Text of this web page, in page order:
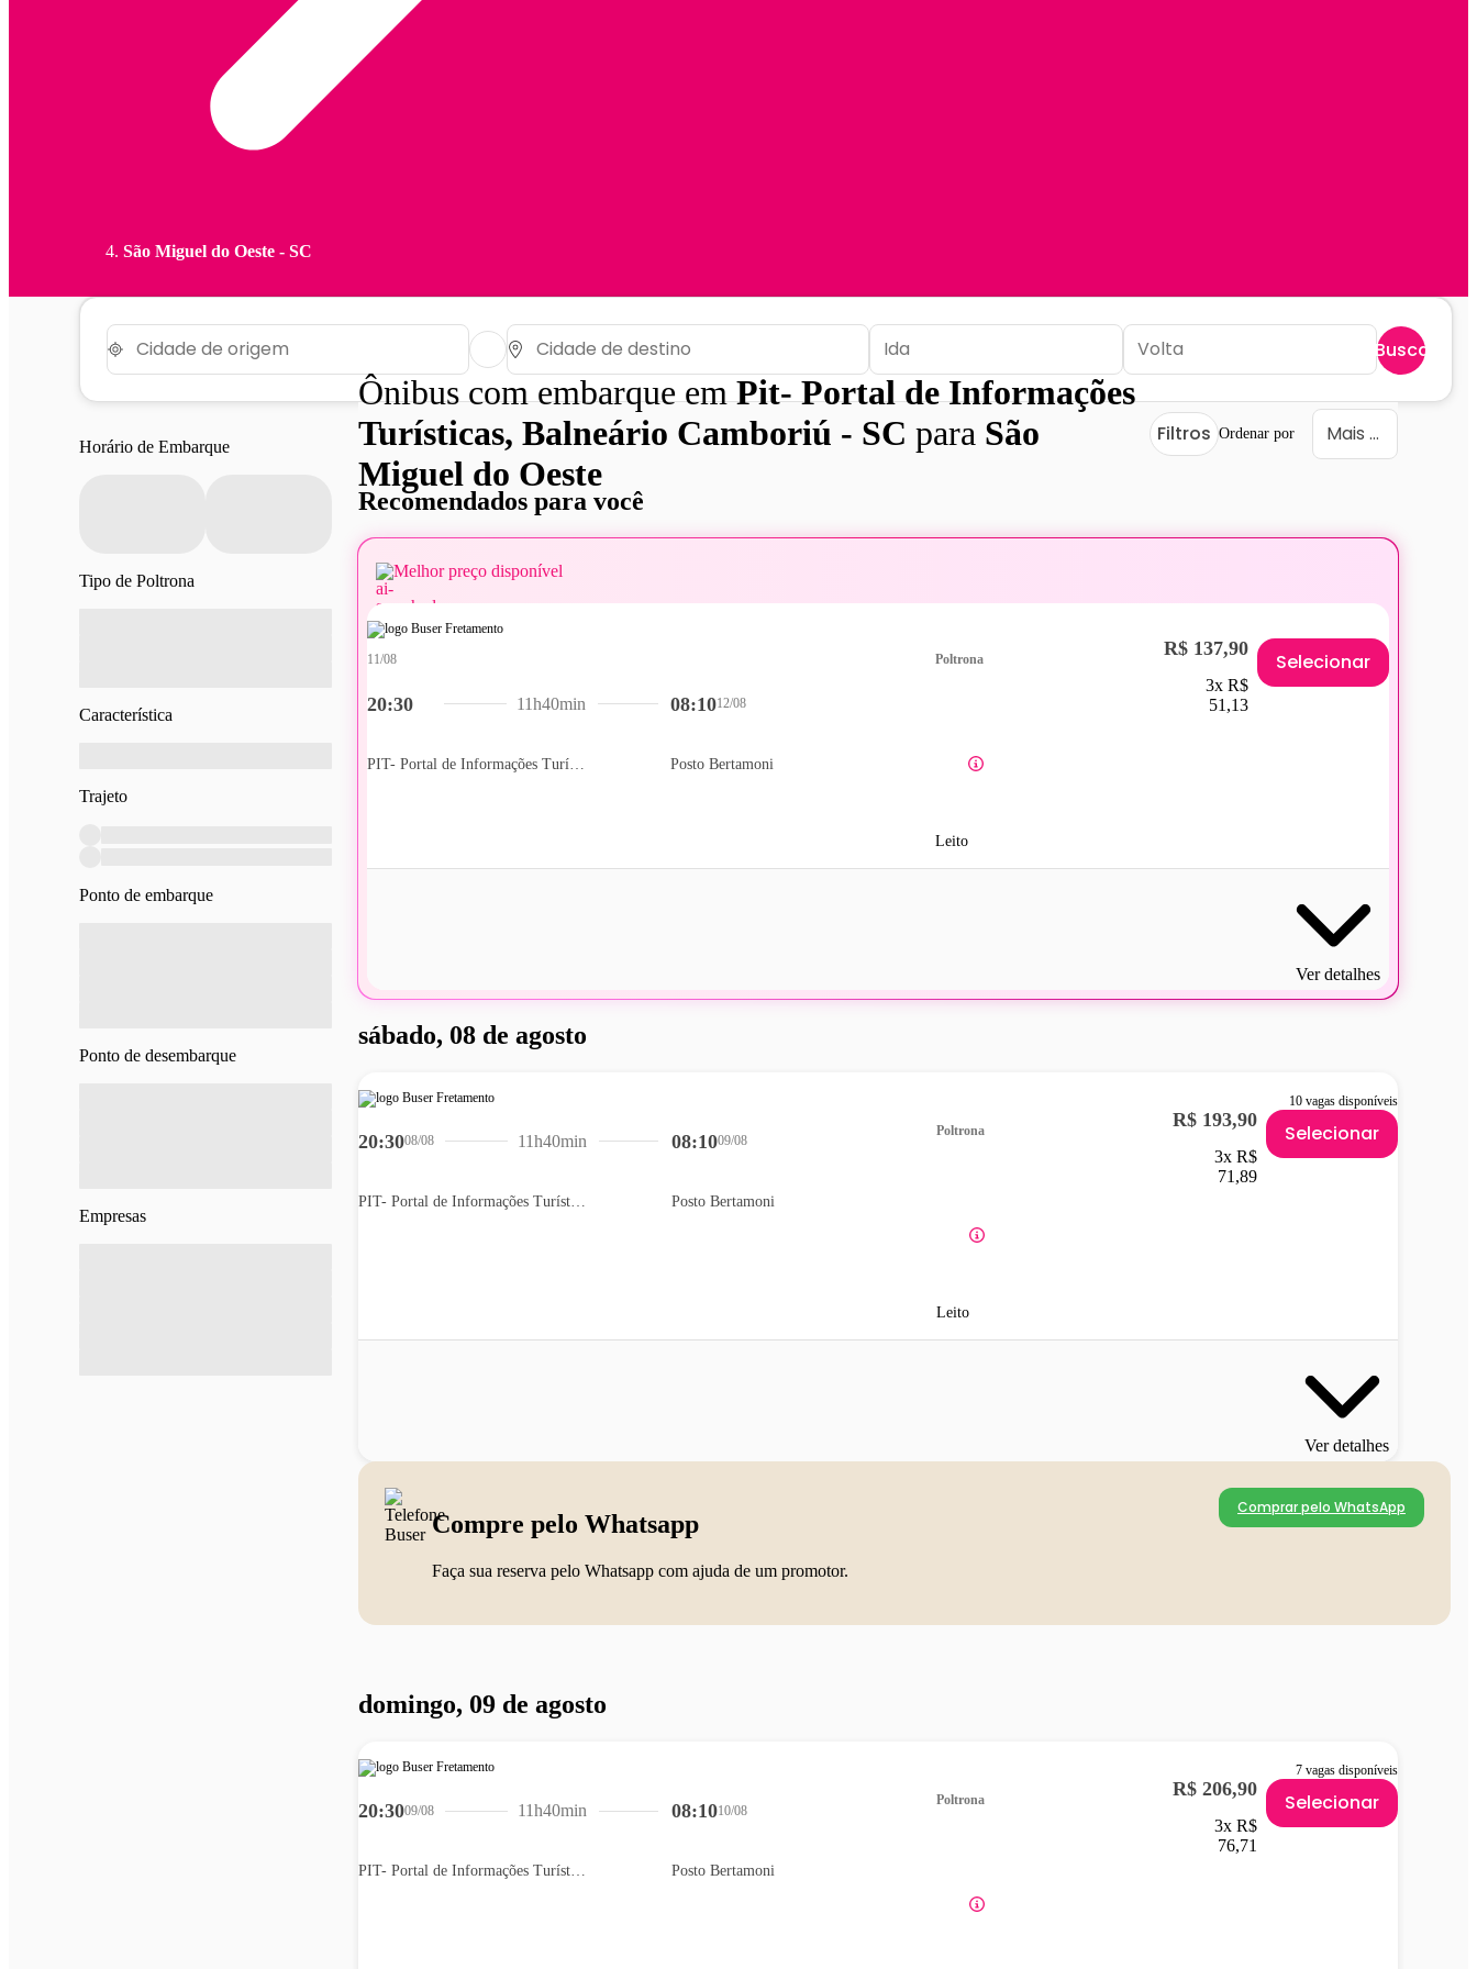
São Miguel do Oeste - SC
Buscar
Horário de Embarque
Tipo de Poltrona
Característica
Trajeto
Ponto de embarque
Ponto de desembarque
Empresas
Ônibus com embarque emPit- Portal de Informações
Turísticas, Balneário Camboriú - SC para São
Miguel do Oeste
Filtros Ordenar por
Recomendados para você
Melhor preço disponível
20:30
11/08
08:1012/08
Posto Bertamoni
11h40min
Poltrona
Leito
R$ 137,90
3x R$
51,13
Selecionar
Ver detalhes
sábado, 08 de agosto
10 vagas disponíveis
20:3008/08 08:1009/08
Posto Bertamoni
11h40min
Poltrona
Leito
R$ 193,90
3x R$
71,89
Selecionar
Ver detalhes
Compre pelo Whatsapp
Faça sua reserva pelo Whatsapp com ajuda de um promotor.
Comprar pelo WhatsApp
domingo, 09 de agosto
7 vagas disponíveis
20:3009/08
PIT- Portal de Informações Turísticas
08:1010/08
Posto Bertamoni
11h40min
Poltrona R$ 206,90
3x R$
76,71
Selecionar